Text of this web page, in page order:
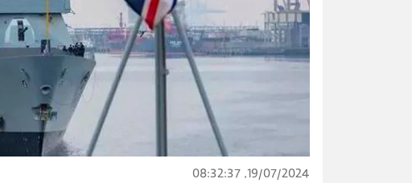
19/07/2024, 08:32:37